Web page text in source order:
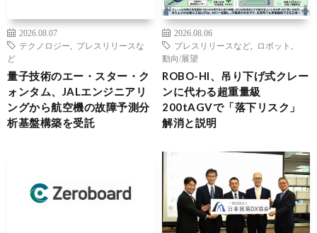
2026.08.07
テクノロジー
プレスリリースな
ど
量子技術のエー・スター・ク
ォンタム、JALエンジニアリ
ングから航空機の故障予測分
析基盤構築を受託
2026.08.06
プレスリリースなど
ロボット
動向/展望
ROBO-HI、吊り下げ式クレー
ンに代わる超重量級
200tAGVで「落下リスク」
解消と説明